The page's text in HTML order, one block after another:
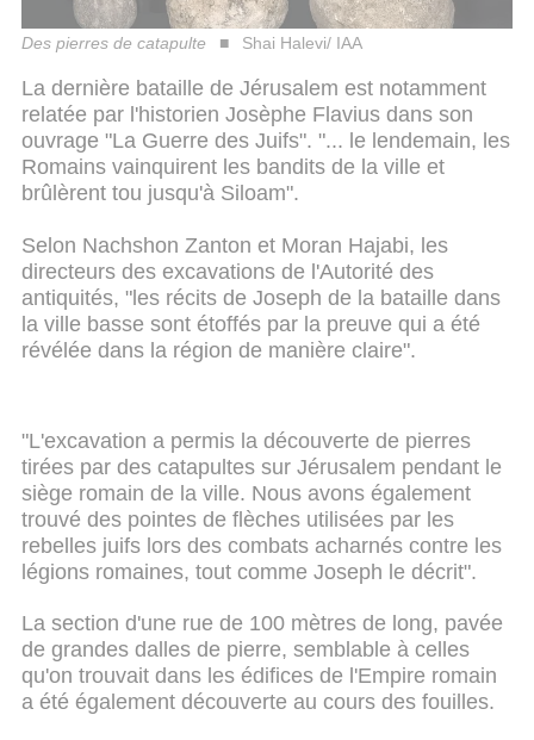
Des pierres de catapulte Shai Halevi/ IAA
La dernière bataille de Jérusalem est notamment
relatée par l'historien Josèphe Flavius dans son
ouvrage "La Guerre des Juifs". "... le lendemain, les
Romains vainquirent les bandits de la ville et
brûlèrent tou jusqu'à Siloam".
Selon Nachshon Zanton et Moran Hajabi, les
directeurs des excavations de l'Autorité des
antiquités, "les récits de Joseph de la bataille dans
la ville basse sont étoffés par la preuve qui a été
révélée dans la région de manière claire".
"L'excavation a permis la découverte de pierres
tirées par des catapultes sur Jérusalem pendant le
siège romain de la ville. Nous avons également
trouvé des pointes de flèches utilisées par les
rebelles juifs lors des combats acharnés contre les
légions romaines, tout comme Joseph le décrit".
La section d'une rue de 100 mètres de long, pavée
de grandes dalles de pierre, semblable à celles
qu'on trouvait dans les édifices de l'Empire romain
a été également découverte au cours des fouilles.